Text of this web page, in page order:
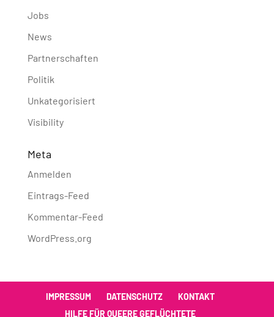
Jobs
News
Partnerschaften
Politik
Unkategorisiert
Visibility
Meta
Anmelden
Eintrags-Feed
Kommentar-Feed
WordPress.org
IMPRESSUM DATENSCHUTZ
KONTAKT
HILFE FÜR QUEERE GEFLÜCHTETE